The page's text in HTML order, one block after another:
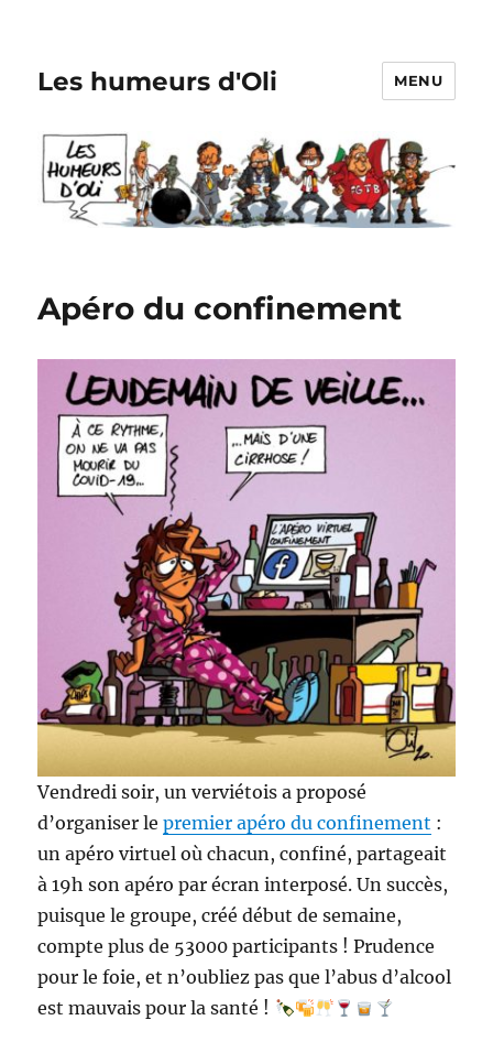
Les humeurs d'Oli MENU
Apéro du confinement
Vendredi soir, un verviétois a proposé
d’organiser lepremier apéro du confinement :
un apéro virtuel où chacun, confiné, partageait
à 19h son apéro par écran interposé. Un succès,
puisque le groupe, créé début de semaine,
compte plus de 53000 participants ! Prudence
pour le foie, et n’oubliez pas que l’abus d’alcool
est mauvais pour la santé !